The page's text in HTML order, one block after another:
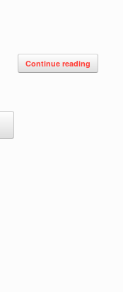
Continue reading